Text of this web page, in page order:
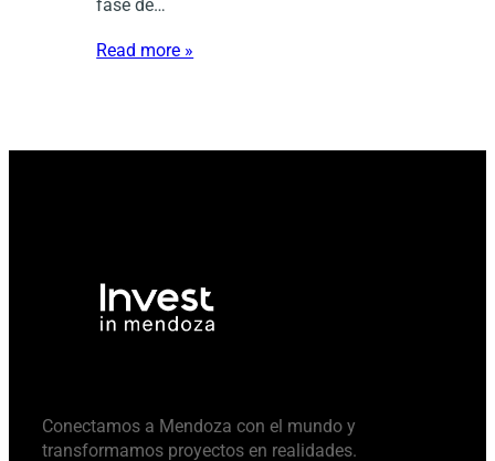
fase de…
Read more »
Conectamos a Mendoza con el mundo y
transformamos proyectos en realidades.